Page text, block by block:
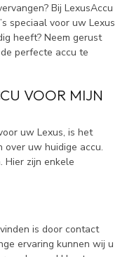
Bij LexusAccu
speciaal voor uw Lexus
heeft? Neem gerust
perfecte accu te
VOOR MIJN
uw Lexus, is het
over uw huidige accu.
Hier zijn enkele
is door contact
ervaring kunnen wij u